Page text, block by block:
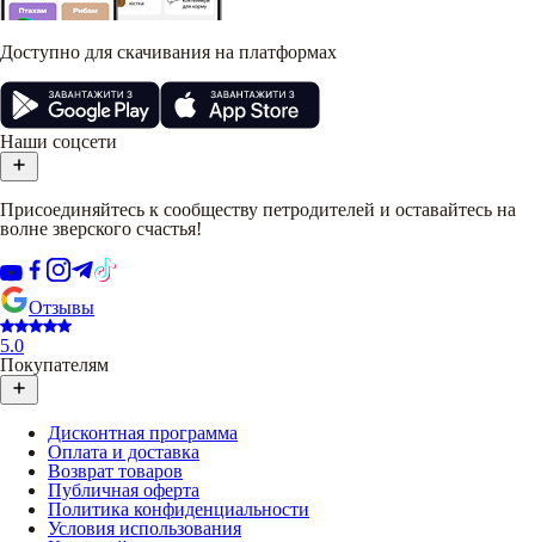
Доступно для скачивания на платформах
Наши соцсети
Присоединяйтесь к сообществу петродителей и оставайтесь на
волне зверского счастья!
Отзывы
5.0
Покупателям
Дисконтная программа
Оплата и доставка
Возврат товаров
Публичная оферта
Политика конфиденциальности
Условия использования